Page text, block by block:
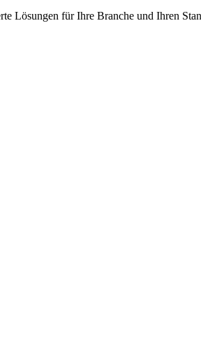
Lösungen für Ihre Branche und Ihren